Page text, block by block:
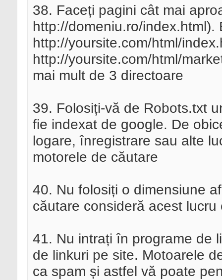
38. Faceți pagini cât mai
http://domeniu.ro/
http://yoursite.com/html/
http://yoursite.com/html/
mai mult de 3 directoare
39. Folosiți-vă de Robots.txt
fie indexat de google. De
logare, înregistrare sau alte
motorele de căutare
40. Nu folosiți o dimensiune
căutare consideră acest lucru
41. Nu intrați în programe de
de linkuri pe site. Motoarele
ca spam și astfel vă poate